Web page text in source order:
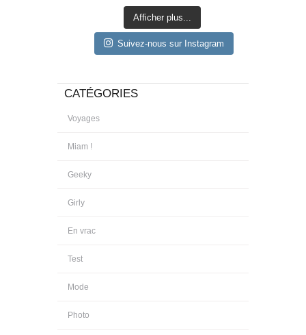
Afficher plus...
Suivez-nous sur Instagram
CATÉGORIES
Voyages
Miam !
Geeky
Girly
En vrac
Test
Mode
Photo